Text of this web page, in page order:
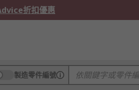
折扣優惠
製造零件編號